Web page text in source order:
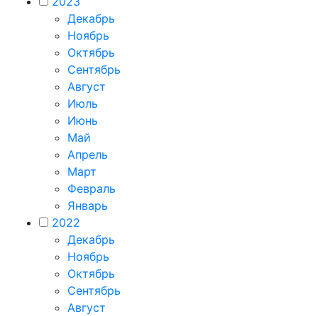
Декабрь
Ноябрь
Октябрь
Сентябрь
Август
Июль
Июнь
Май
Апрель
Март
Февраль
Январь
2022
Декабрь
Ноябрь
Октябрь
Сентябрь
Август